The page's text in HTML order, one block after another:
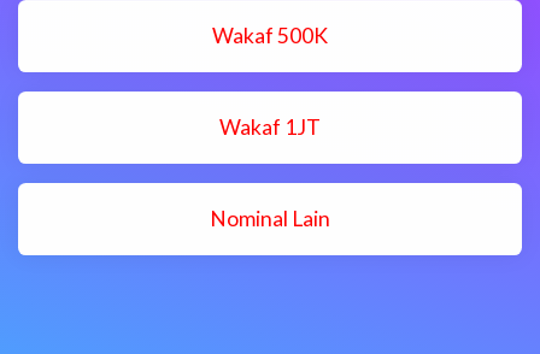
Wakaf 500K
Wakaf 1JT
Nominal Lain